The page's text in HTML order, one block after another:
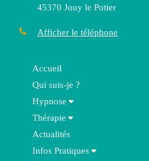
Accueil
Qui suis-je ?
Hypnose
Thérapie
Actualités
Infos Pratiques
45370 Jouy le Potier
Afficher le téléphone